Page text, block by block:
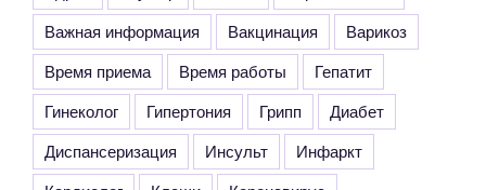
Важная информация
Вакцинация
Варикоз
Время приема
Время работы
Гепатит
Гинеколог
Гипертония Грипп
Диабет
Диспансеризация
Инсульт
Инфаркт